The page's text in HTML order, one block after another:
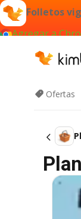
Folletos
Agregar a
Ofertas